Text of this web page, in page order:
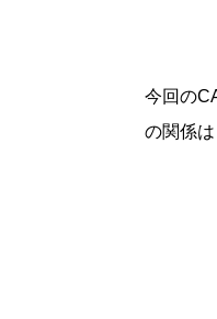
今回の
の関係